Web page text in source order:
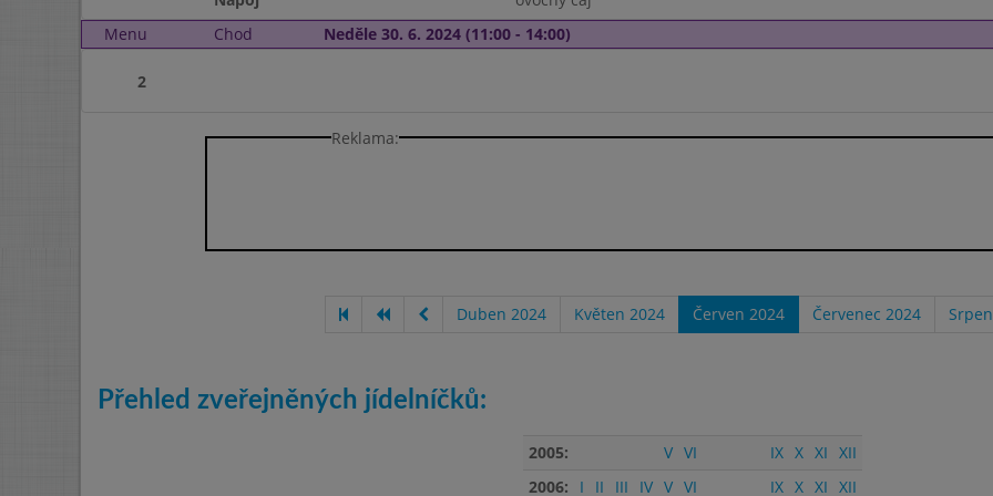
Menu
Chod Neděle 30. 6. 2024 (11:00 - 14:00)
2
Reklama:
Duben 2024 Květen 2024 Červen 2024 Červenec 2024
Přehled zveřejněných jídelníčků:
2005: V VI IX X XI XII
2006:
I II III IV V VI IX X XI XII